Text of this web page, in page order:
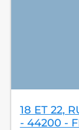
18 ET 22,
- 44200 -